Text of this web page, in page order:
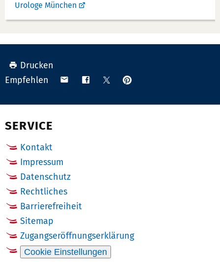
Urologe München
Drucken
Empfehlen
Teilen Teilen TeilenAnpinnen
SERVICE
Kontakt
Impressum
Datenschutz
Rechtliches
Barrierefreiheit
Sitemap
Zugangseröffnungserklärung
Cookie Einstellungen